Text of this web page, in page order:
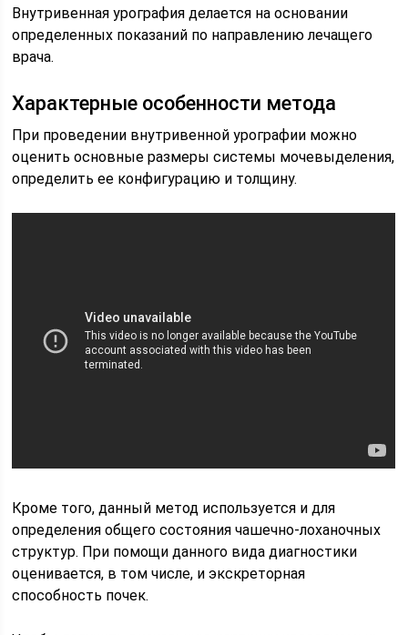
Внутривенная урография делается на основании
определенных показаний по направлению лечащего
врача.
Характерные особенности метода
При проведении внутривенной урографии можно
оценить основные размеры системы мочевыделения,
определить ее конфигурацию и толщину.
Кроме того, данный метод используется и для
определения общего состояния чашечно-лоханочных
структур. При помощи данного вида диагностики
оценивается, в том числе, и экскреторная
способность почек.